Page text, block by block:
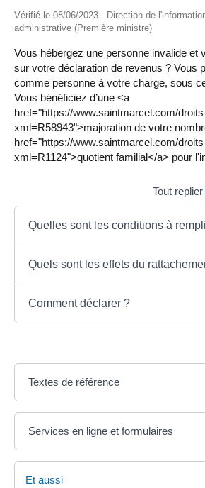
Vérifié le 08/06/2023 - Direction de
administrative (Première ministre)
Vous hébergez une personne invalide et
sur votre déclaration de revenus ? Vous
comme personne à votre charge, sous
Vous bénéficiez d’une <a
href="https://www.saintmarcel.com/
xml=R58943">majoration de votre
href="https://www.saintmarcel.com/
xml=R1124">quotient familial</a> pour
Tout replier
Quelles sont les conditions à
Quels sont les effets du
Comment déclarer ?
Textes de référence
Services en ligne et formulaires
Et aussi